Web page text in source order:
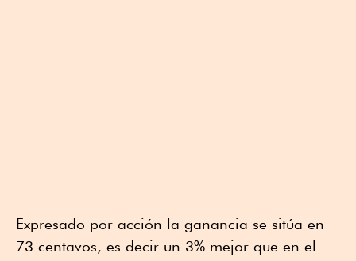
Expresado por acción la ganancia se sitúa en
73 centavos, es decir un 3% mejor que en el